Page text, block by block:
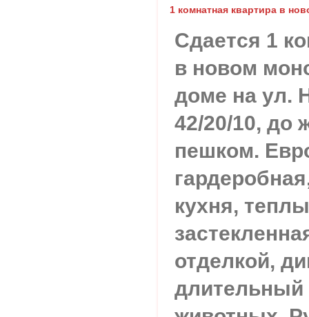
1 комнатная квартира в
Сдается 1
в новом
доме на ул.
42/20/10, до
пешком.
кухня,
отделкой,
длительный